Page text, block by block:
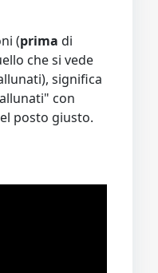
(prima di
che si vede
significa
con
posto giusto.